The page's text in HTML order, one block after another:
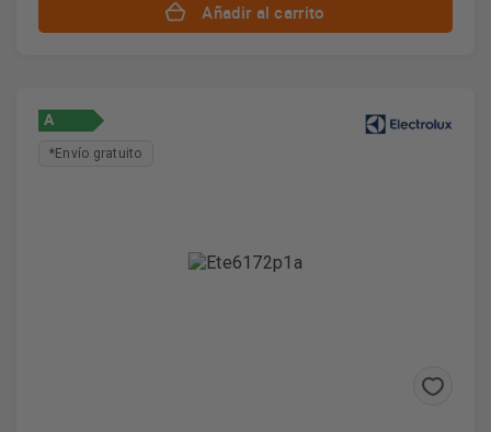
Añadir al carrito
A
*Envío gratuito